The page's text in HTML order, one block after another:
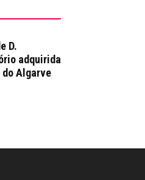
D.
adquirida
Algarve